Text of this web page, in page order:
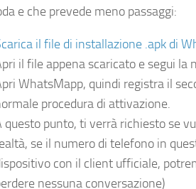
e che prevede meno passaggi:
il file di installazione .apk di
il file appena scaricato e segui la
WhatsMapp, quindi registra il
procedura di attivazione.
questo punto, ti verrà richiesto se
se il numero di telefono in
con il client ufficiale,
nessuna conversazione)